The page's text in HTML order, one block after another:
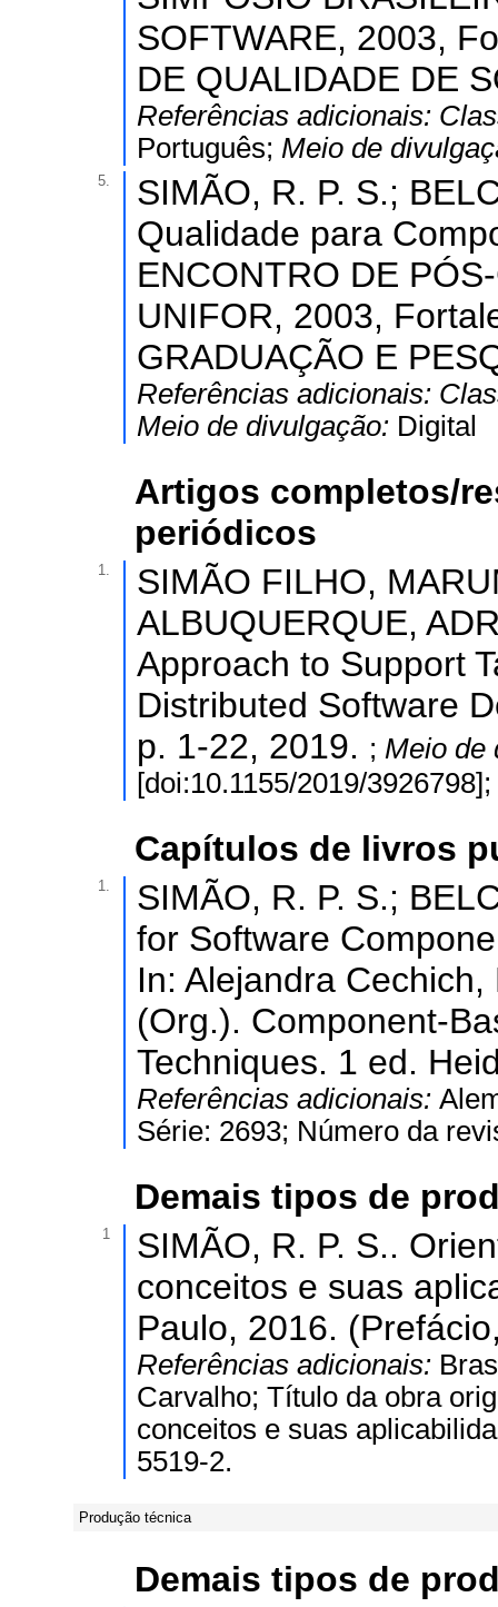
SOFTWARE, 2003,
DE QUALIDADE DE
Referências adicionais:
Português; Meio de
5.
SIMÃO, R. P. S.;
Qualidade para
ENCONTRO DE
UNIFOR, 2003,
GRADUAÇÃO E
Referências adicionais:
Meio de divulgação: Digital
Artigos completos/
periódicos
1.
SIMÃO FILHO,
ALBUQUERQUE,
Approach to Support
Distributed Software
p. 1-22, 2019. ; Meio de
[doi:10.1155/2019/
Capítulos de livros
1.
SIMÃO, R. P. S.;
for Software
In: Alejandra
(Org.). Component-
Techniques. 1 ed.
Referências adicionais:
Série: 2693; Número da
Demais tipos de
1
SIMÃO, R. P. S..
conceitos e suas
Paulo, 2016.
Referências adicionais:
Carvalho; Título da obra
conceitos e suas
5519-2.
Produção técnica
Demais tipos de